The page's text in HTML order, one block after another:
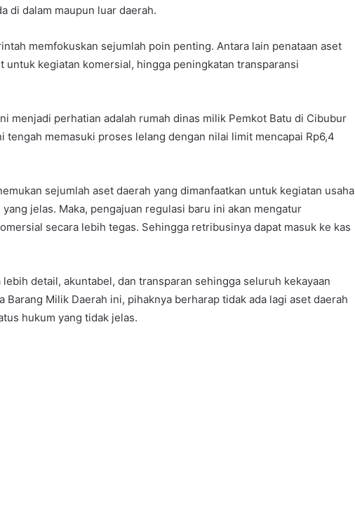
di dalam maupun luar daerah.
memfokuskan sejumlah poin penting. Antara lain penataan aset
untuk kegiatan komersial, hingga peningkatan transparansi
menjadi perhatian adalah rumah dinas milik Pemkot Batu di Cibubur
tengah memasuki proses lelang dengan nilai limit mencapai Rp6,4
sejumlah aset daerah yang dimanfaatkan untuk kegiatan usaha
jelas. Maka, pengajuan regulasi baru ini akan mengatur
secara lebih tegas. Sehingga retribusinya dapat masuk ke kas
detail, akuntabel, dan transparan sehingga seluruh kekayaan
Barang Milik Daerah ini, pihaknya berharap tidak ada lagi aset daerah
hukum yang tidak jelas.